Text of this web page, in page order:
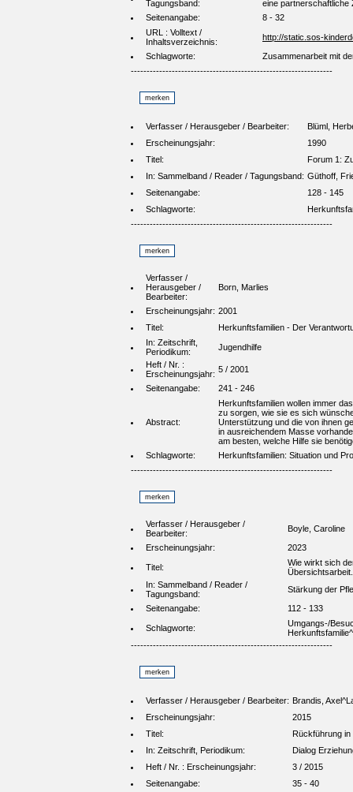
Tagungsband:
eine partnerschaftliche
Seitenangabe:
8 - 32
URL : Volltext /
Inhaltsverzeichnis:
http://static.sos-
Schlagworte:
Zusammenarbeit mit
----------------------------------------------------------------
Verfasser / Herausgeber / Bearbeiter:
Blüml,
Erscheinungsjahr:
1990
Titel:
Forum 1:
In: Sammelband / Reader / Tagungsband: Güthoff,
Seitenangabe:
128 - 145
Schlagworte:
----------------------------------------------------------------
Verfasser /
Herausgeber /
Bearbeiter:
Born, Marlies
Erscheinungsjahr: 2001
Titel:
Herkunftsfamilien - Der
In: Zeitschrift,
Periodikum:
Jugendhilfe
Heft / Nr. :
Erscheinungsjahr: 5 / 2001
Seitenangabe:
241 - 246
Abstract:
Herkunftsfamilien wollen immer
zu sorgen, wie sie es sich
Unterstützung und die von ihnen
in ausreichendem Masse
am besten, welche Hilfe sie
Schlagworte:
Herkunftsfamilien: Situation und
----------------------------------------------------------------
Verfasser / Herausgeber /
Bearbeiter:
Boyle, Caroline
Erscheinungsjahr:
2023
Titel:
Wie wirkt sich
Übersichtsarbeit.
In: Sammelband / Reader /
Tagungsband:
Stärkung der
Seitenangabe:
112 - 133
Schlagworte:
Umgangs-/
Herkunftsfamilie^
----------------------------------------------------------------
Verfasser / Herausgeber / Bearbeiter: Brandis,
Erscheinungsjahr:
2015
Titel:
Rückführung
In: Zeitschrift, Periodikum:
Dialog
Heft / Nr. : Erscheinungsjahr:
3 / 2015
Seitenangabe:
35 - 40